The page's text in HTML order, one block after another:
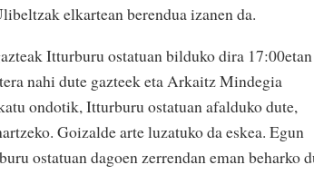
elkartean berendua izanen da.
Itturburu ostatuan bilduko dira 17:00etan
nahi dute gazteek eta Arkaitz Mindegia
ondotik, Itturburu ostatuan afalduko dute,
Goizalde arte luzatuko da eskea. Egun
ostatuan dagoen zerrendan eman beharko